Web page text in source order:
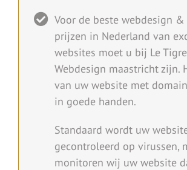
Voor de beste webdesign
prijzen in Nederland van
websites moet u bij Le Tigre
Webdesign maastricht zijn.
van uw website met
in goede handen.
Standaard wordt uw
gecontroleerd op virussen,
monitoren wij uw website